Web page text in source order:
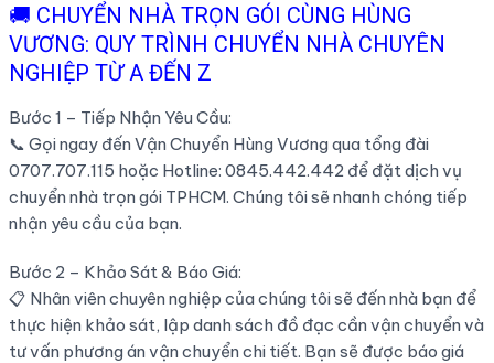
🚚 CHUYỂN NHÀ TRỌN GÓI CÙNG HÙNG
VƯƠNG: QUY TRÌNH CHUYỂN NHÀ CHUYÊN
NGHIỆP TỪ A ĐẾN Z
Bước 1 – Tiếp Nhận Yêu Cầu:
📞 Gọi ngay đến Vận Chuyển Hùng Vương qua tổng đài
0707.707.115 hoặc Hotline: 0845.442.442 để đặt dịch vụ
chuyển nhà trọn gói TPHCM. Chúng tôi sẽ nhanh chóng tiếp
nhận yêu cầu của bạn.
Bước 2 – Khảo Sát & Báo Giá:
📋 Nhân viên chuyên nghiệp của chúng tôi sẽ đến nhà bạn để
thực hiện khảo sát, lập danh sách đồ đạc cần vận chuyển và
tư vấn phương án vận chuyển chi tiết. Bạn sẽ được báo giá